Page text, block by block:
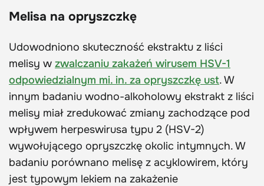
Melisa na opryszczkę
Udowodniono skuteczność ekstraktu z liści
melisy w zwalczaniu zakażeń wirusem HSV-1
odpowiedzialnym mi. in. za opryszczkę ust. W
innym badaniu wodno-alkoholowy ekstrakt z liści
melisy miał zredukować zmiany zachodzące pod
wpływem herpeswirusa typu 2 (HSV-2)
wywołującego opryszczkę okolic intymnych. W
badaniu porównano melisę z acyklowirem, który
jest typowym lekiem na zakażenie